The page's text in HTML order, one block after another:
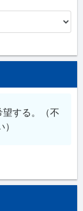
する。
（不